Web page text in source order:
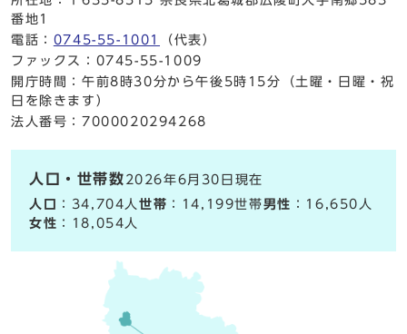
番地1
電話： 0745-55-1001
（代表）
ファックス：0745-55-1009
開庁時間：午前8時30分から午後5時15分（土曜・日曜・祝
日を除きます）
法人番号：7000020294268
人口・世帯数 2026年6月30日現在
人口
：34,704人世帯 ：14,199世帯男性 ：16,650人
女性 ：18,054人